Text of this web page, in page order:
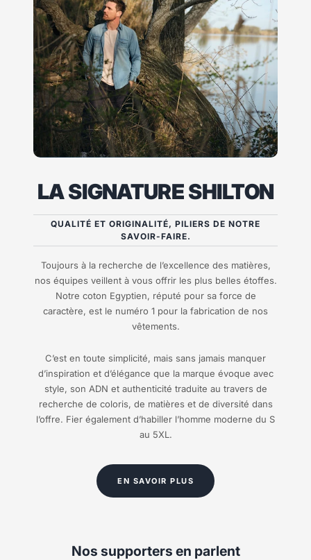
LA SIGNATURE SHILTON
QUALITÉ ET ORIGINALITÉ, PILIERS DE NOTRE
SAVOIR-FAIRE.
Toujours à la recherche de l’excellence des matières,
nos équipes veillent à vous offrir les plus belles étoffes.
Notre coton Egyptien, réputé pour sa force de
caractère, est le numéro 1 pour la fabrication de nos
vêtements.
C’est en toute simplicité, mais sans jamais manquer
d’inspiration et d’élégance que la marque évoque avec
style, son ADN et authenticité traduite au travers de
recherche de coloris, de matières et de diversité dans
l’offre. Fier également d’habiller l’homme moderne du S
au 5XL.
EN SAVOIR PLUS
Nos supporters en parlent